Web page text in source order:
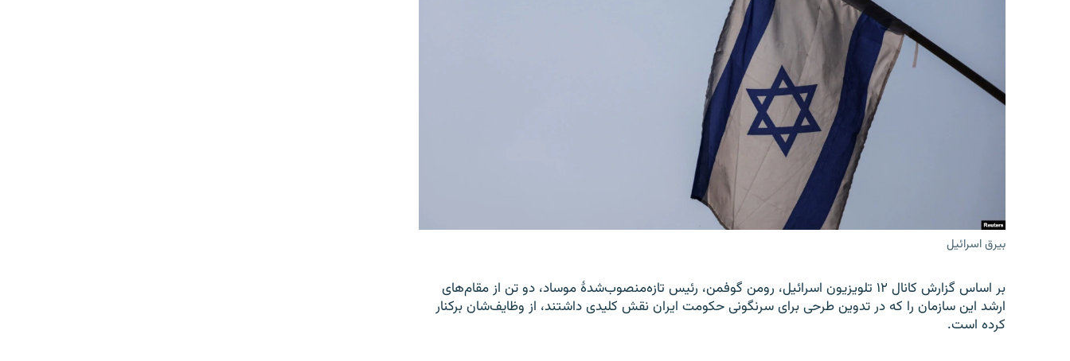
بیرق اسرائیل
بر اساس گزارش کانال ۱۲ تلویزیون اسرائیل، رومن گوفمن، رئیس تازه‌منصوب‌شدۀ موساد، دو تن از مقام‌های
ارشد این سازمان را که در تدوین طرحی برای سرنگونی حکومت ایران نقش کلیدی داشتند، از وظایف‌شان برکنار
کرده است.